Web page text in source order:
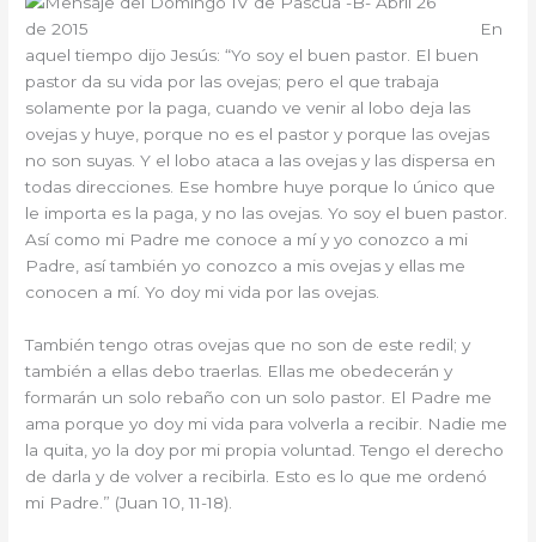
En
aquel tiempo dijo Jesús: “Yo soy el buen pastor. El buen
pastor da su vida por las ovejas; pero el que trabaja
solamente por la paga, cuando ve venir al lobo deja las
ovejas y huye, porque no es el pastor y porque las ovejas
no son suyas. Y el lobo ataca a las ovejas y las dispersa en
todas direcciones. Ese hombre huye porque lo único que
le importa es la paga, y no las ovejas. Yo soy el buen pastor.
Así como mi Padre me conoce a mí y yo conozco a mi
Padre, así también yo conozco a mis ovejas y ellas me
conocen a mí. Yo doy mi vida por las ovejas.
También tengo otras ovejas que no son de este redil; y
también a ellas debo traerlas. Ellas me obedecerán y
formarán un solo rebaño con un solo pastor. El Padre me
ama porque yo doy mi vida para volverla a recibir. Nadie me
la quita, yo la doy por mi propia voluntad. Tengo el derecho
de darla y de volver a recibirla. Esto es lo que me ordenó
mi Padre.” (Juan 10, 11-18).